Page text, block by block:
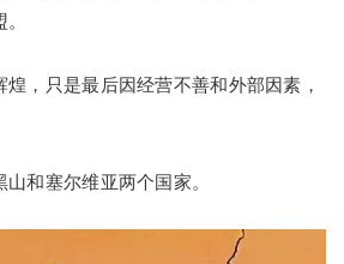
，只是最后因经营不善和外部因素，
和塞尔维亚两个国家。